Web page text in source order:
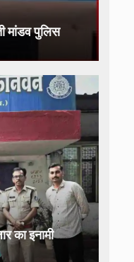
मांडव पुलिस
का इनामी